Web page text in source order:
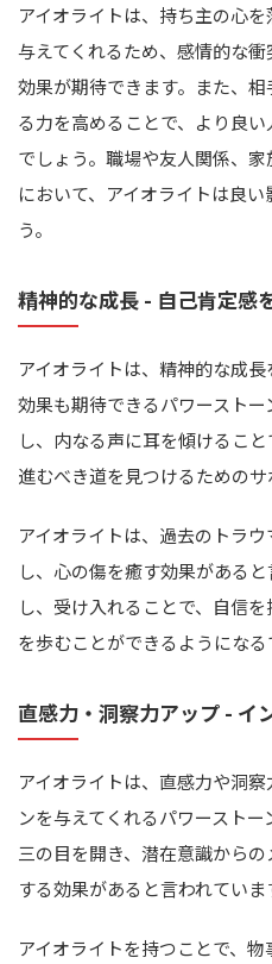
アイオライトは、持ち主の心
与えてくれるため、感情的な
効果が期待できます。また、
る力を高めることで、より良
でしょう。職場や友人関係、
において、アイオライトは良
う。
精神的な成長 - 自己肯定感
アイオライトは、精神的な成
効果も期待できるパワースト
し、内なる声に耳を傾けること
進むべき道を見つけるためのサ
アイオライトは、過去のトラ
し、心の傷を癒す効果がある
し、受け入れることで、自信
を歩むことができるようになる
直感力・洞察力アップ - イ
アイオライトは、直感力や洞
ンを与えてくれるパワースト
三の目を開き、潜在意識から
する効果があると言われていま
アイオライトを持つことで、